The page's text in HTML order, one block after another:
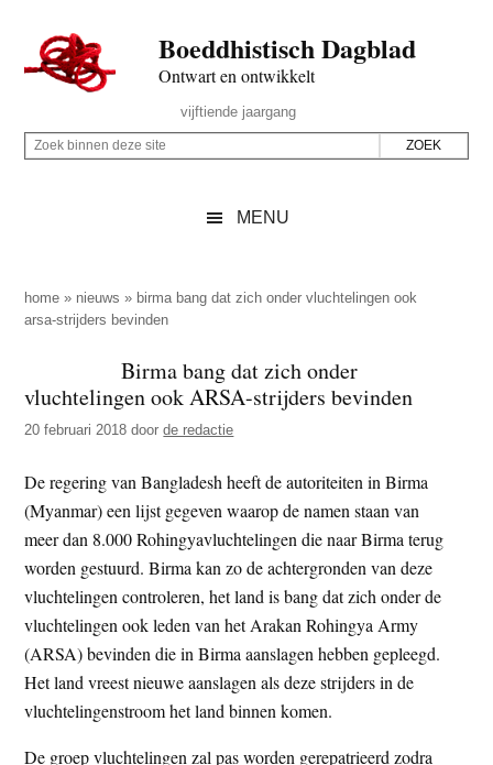
naar
de
inhoud
secondary
naar
de
sidebar
naar
de
Boeddhistisch Dagblad
Ontwart en ontwikkelt
Rechts
vijftiende jaargang
Z
p
d
z
e
i
t
e
Z
i
n
n
d
z
e
s
i
t
e
MENU
home » nieuws » birma bang dat zich onder vluchtelingen ook
arsa-strijders bevinden
Birma bang dat zich onder
vluchtelingen ook ARSA-strijders bevinden
20 februari 2018 doorde redactie
De regering van Bangladesh heeft de autoriteiten in Birma
(Myanmar) een lijst gegeven waarop de namen staan van
meer dan 8.000 Rohingyavluchtelingen die naar Birma terug
worden gestuurd. Birma kan zo de achtergronden van deze
vluchtelingen controleren, het land is bang dat zich onder de
vluchtelingen ook leden van het Arakan Rohingya Army
(ARSA) bevinden die in Birma aanslagen hebben gepleegd.
Het land vreest nieuwe aanslagen als deze strijders in de
vluchtelingenstroom het land binnen komen.
De groep vluchtelingen zal pas worden gerepatrieerd zodra